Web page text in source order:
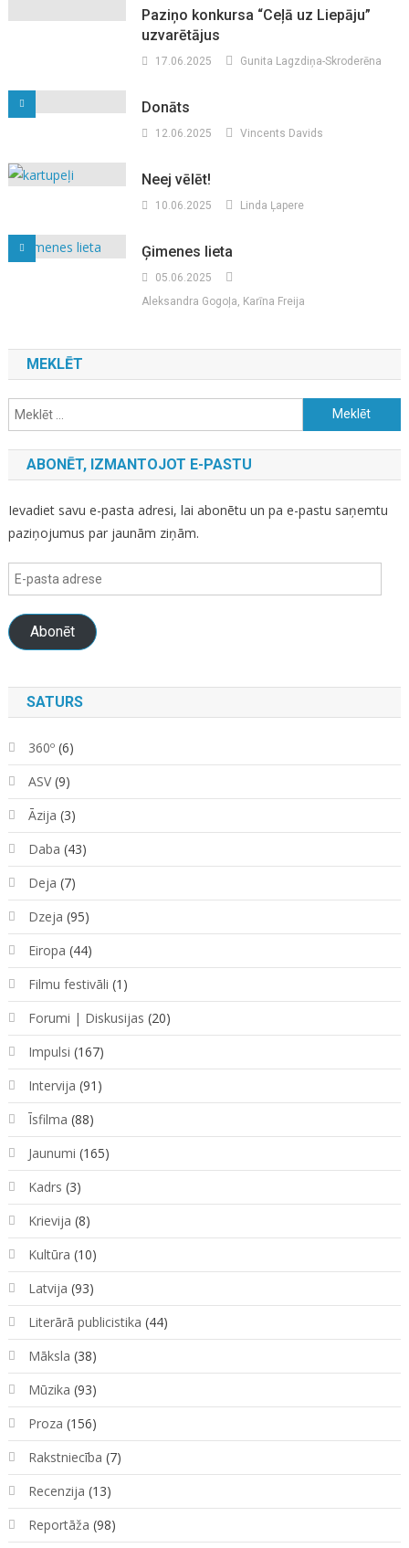
Paziņo konkursa “Ceļā uz Liepāju”
uzvarētājus
17.06.2025 Gunita Lagzdiņa-Skroderēna
Donāts
12.06.2025 Vincents Davids
Neej vēlēt!
10.06.2025 Linda Ļapere
Ģimenes lieta
05.06.2025
Aleksandra Gogoļa, Karīna Freija
MEKLĒT
Meklēt:
ABONĒT, IZMANTOJOT E-PASTU
Ievadiet savu e-pasta adresi, lai abonētu un pa e-pastu saņemtu
paziņojumus par jaunām ziņām.
E-
pasta
adrese
Abonēt
SATURS
360º(6)
ASV(9)
Āzija (3)
Daba (43)
Deja (7)
Dzeja (95)
Eiropa (44)
Filmu festivāli (1)
Forumi | Diskusijas (20)
Impulsi (167)
Intervija (91)
Īsfilma (88)
Jaunumi (165)
Kadrs (3)
Krievija (8)
Kultūra (10)
Latvija (93)
Literārā publicistika (44)
Māksla (38)
Mūzika (93)
Proza (156)
Rakstniecība (7)
Recenzija (13)
Reportāža (98)